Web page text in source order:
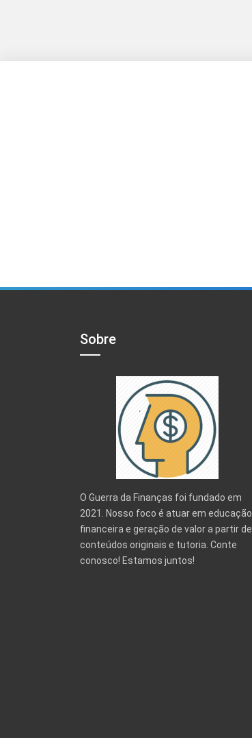
Sobre
O Guerra da Finanças foi fundado em
2021. Nosso foco é atuar em educação
financeira e geração de valor a partir de
conteúdos originais e tutoria. Conte
conosco! Estamos juntos!